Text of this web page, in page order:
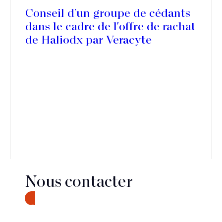
Conseil d'un groupe de cédants
dans le cadre de l'offre de rachat
de Haliodx par Veracyte
Nous contacter